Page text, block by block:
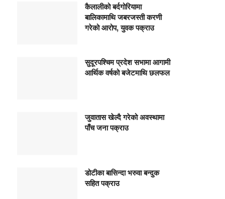
कैलालीको बर्दगोरियामा
बालिकामाथि जबरजस्ती करणी
गरेको आरोप, युवक पक्राउ
सुदूरपश्चिम प्रदेश सभामा आगामी
आर्थिक वर्षको बजेटमाथि छलफल
जुवातास खेल्दै गरेको अवस्थामा
पाँच जना पक्राउ
डोटीका बासिन्दा भरुवा बन्दुक
सहित पक्राउ